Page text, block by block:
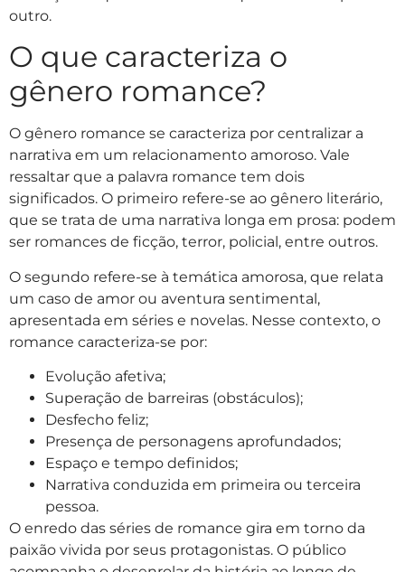
outro.
O que caracteriza o
gênero romance?
O gênero romance se caracteriza por centralizar a
narrativa em um relacionamento amoroso. Vale
ressaltar que a palavra romance tem dois
significados. O primeiro refere-se ao gênero literário,
que se trata de uma narrativa longa em prosa: podem
ser romances de ficção, terror, policial, entre outros.
O segundo refere-se à temática amorosa, que relata
um caso de amor ou aventura sentimental,
apresentada em séries e novelas. Nesse contexto, o
romance caracteriza-se por:
Evolução afetiva;
Superação de barreiras (obstáculos);
Desfecho feliz;
Presença de personagens aprofundados;
Espaço e tempo definidos;
Narrativa conduzida em primeira ou terceira
pessoa.
O enredo das séries de romance gira em torno da
paixão vivida por seus protagonistas. O público